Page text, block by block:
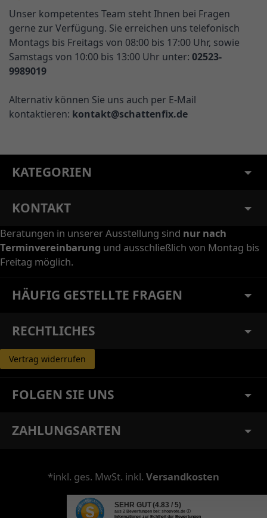
Unser kompetentes Team steht Ihnen bei Fragen
gerne zur Verfügung. Sie erreichen uns telefonisch
Montags bis Freitags von 08:00 bis 17:00 Uhr, sowie
Samstags von 10:00 bis 13:00 Uhr unter: 02523-
9989019
Alternativ können Sie uns auch per E-Mail
kontaktieren: kontakt@schattenfix.de
KATEGORIEN
KONTAKT
Beratungen in unserer Ausstellung sind nur nach
Terminvereinbarung und ausschließlich von Montag bis
Freitag möglich.
HÄUFIG GESTELLTE FRAGEN
RECHTLICHES
Vertrag widerrufen
FOLGEN SIE UNS
ZAHLUNGSARTEN
*inkl. ges. MwSt. inkl. Versandkosten
SEHR GUT(4.83 / 5)
aus 2 Bewertungen bei: shopvote.de ⓘ
Informationen zur Echtheit der Bewertungen